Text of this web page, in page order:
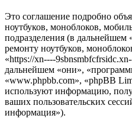
Это соглашение подробно
ноутбуков, моноблоков,
подразделения (в
ремонту ноутбуков,
«https://xn----
дальнейшем «они»,
«www.phpbb.com», «phpBB
используют информацию,
ваших пользовательских
информация»).